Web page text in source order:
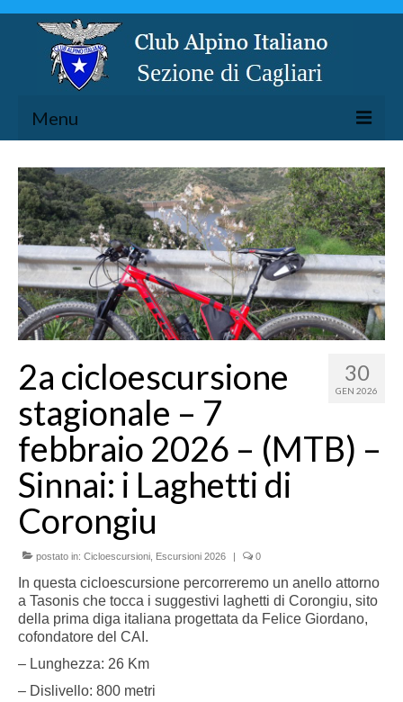
Menu
ESCURSIONISMO
SPELEOLOGIA
ARRAMPICATA
CICLOESCURSIONISMO
TORRENTISMO
30
GEN 2026
2a cicloescursione
stagionale – 7
febbraio 2026 – (MTB) –
Sinnai: i Laghetti di
Corongiu
postato in: Cicloescursioni, Escursioni 2026 0
In questa cicloescursione percorreremo un anello attorno
a Tasonis che tocca i suggestivi laghetti di Corongiu, sito
della prima diga italiana progettata da Felice Giordano,
cofondatore del CAI.
– Lunghezza: 26 Km
– Dislivello: 800 metri